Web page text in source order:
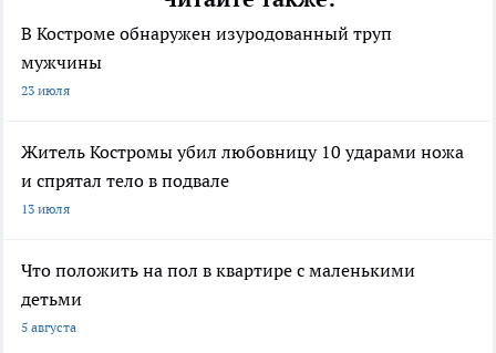
В Костроме обнаружен изуродованный труп
мужчины
23 июля
Житель Костромы убил любовницу 10 ударами ножа
и спрятал тело в подвале
13 июля
Что положить на пол в квартире с маленькими
детьми
5 августа